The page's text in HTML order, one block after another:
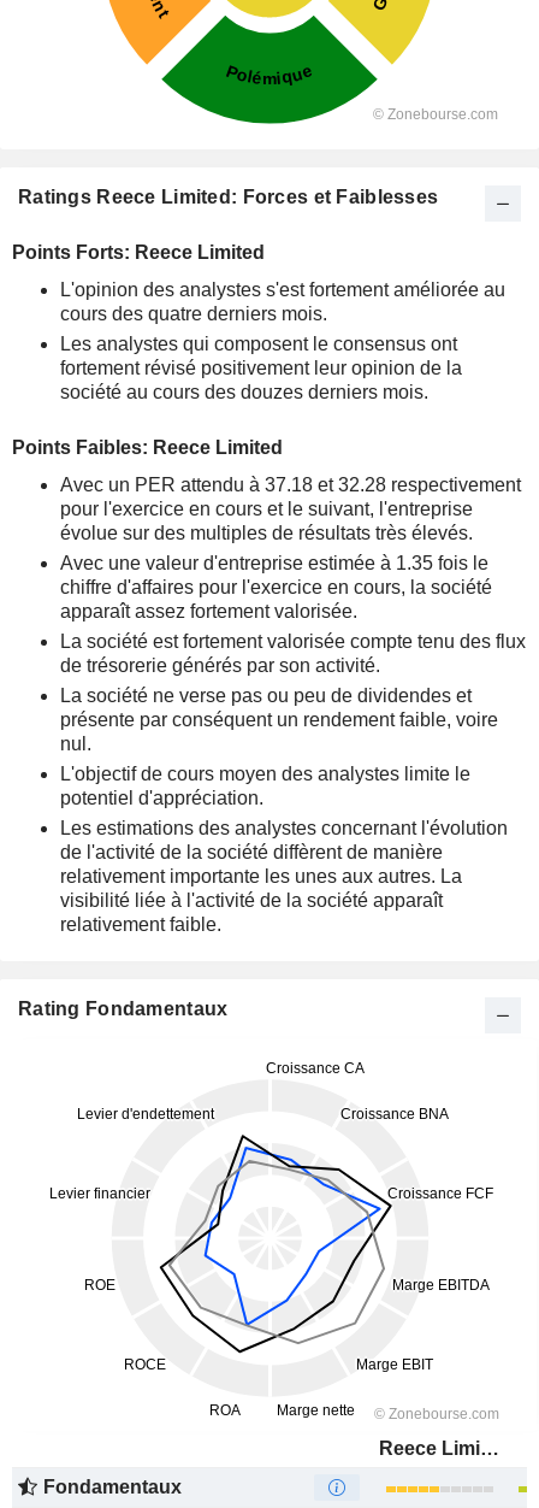
Ratings Reece Limited: Forces et Faiblesses
Points Forts: Reece Limited
L'opinion des analystes s'est fortement améliorée au
cours des quatre derniers mois.
Les analystes qui composent le consensus ont
fortement révisé positivement leur opinion de la
société au cours des douzes derniers mois.
Points Faibles: Reece Limited
Avec un PER attendu à 37.18 et 32.28 respectivement
pour l'exercice en cours et le suivant, l'entreprise
évolue sur des multiples de résultats très élevés.
Avec une valeur d'entreprise estimée à 1.35 fois le
chiffre d'affaires pour l'exercice en cours, la société
apparaît assez fortement valorisée.
La société est fortement valorisée compte tenu des flux
de trésorerie générés par son activité.
La société ne verse pas ou peu de dividendes et
présente par conséquent un rendement faible, voire
nul.
L'objectif de cours moyen des analystes limite le
potentiel d'appréciation.
Les estimations des analystes concernant l'évolution
de l'activité de la société diffèrent de manière
relativement importante les unes aux autres. La
visibilité liée à l'activité de la société apparaît
relativement faible.
Rating Fondamentaux
Reece Limited
Fondamentaux